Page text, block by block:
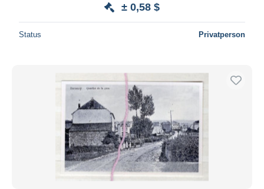
± 0,58 $
Status Privatperson